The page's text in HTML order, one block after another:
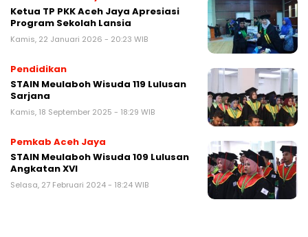
Ketua TP PKK Aceh Jaya Apresiasi
Program Sekolah Lansia
Kamis, 22 Januari 2026 - 20:23 WIB
Pendidikan
STAIN Meulaboh Wisuda 119 Lulusan
Sarjana
Kamis, 18 September 2025 - 18:29 WIB
Pemkab Aceh Jaya
STAIN Meulaboh Wisuda 109 Lulusan
Angkatan XVI
Selasa, 27 Februari 2024 - 18:24 WIB